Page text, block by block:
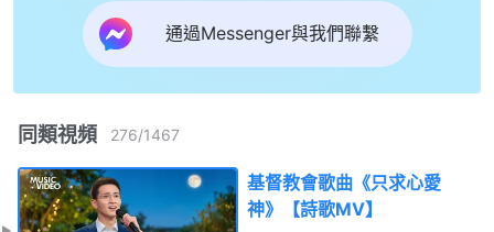
通過Messenger與我們聯繫
同類視頻 276/1467
基督教會歌曲《只求心愛
神》【詩歌MV】